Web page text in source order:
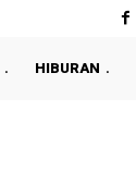
HIBURAN